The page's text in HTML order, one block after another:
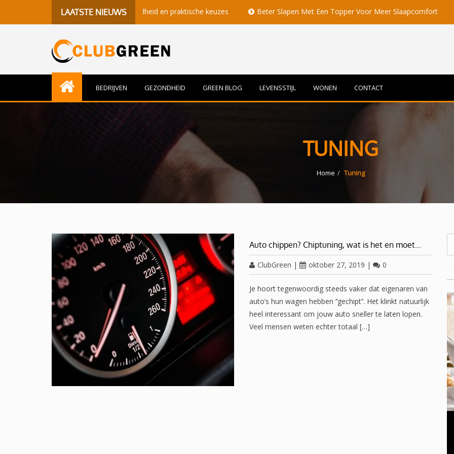
LAATSTE NIEUWS
momenten, gezondheid en praktische keuzes Beter Slapen Met Een Topper Voor Meer Slaapcomfort Volle
BEDRIJVEN GEZONDHEID GREEN BLOG LEVENSSTIJL WONEN CONTACT
TUNING
Home Tuning
Auto chippen? Chiptuning, wat is het en moet…
ClubGreen | oktober 27, 2019 | 0
Je hoort tegenwoordig steeds vaker dat eigenaren van
auto’s hun wagen hebben ‘’gechipt’’. Het klinkt natuurlijk
heel interessant om jouw auto sneller te laten lopen.
Veel mensen weten echter totaal […]